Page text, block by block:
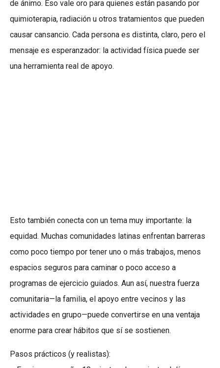
de ánimo. Eso vale oro para quienes están pasando por
quimioterapia, radiación u otros tratamientos que pueden
causar cansancio. Cada persona es distinta, claro, pero el
mensaje es esperanzador: la actividad física puede ser
una herramienta real de apoyo.
Esto también conecta con un tema muy importante: la
equidad. Muchas comunidades latinas enfrentan barreras
como poco tiempo por tener uno o más trabajos, menos
espacios seguros para caminar o poco acceso a
programas de ejercicio guiados. Aun así, nuestra fuerza
comunitaria—la familia, el apoyo entre vecinos y las
actividades en grupo—puede convertirse en una ventaja
enorme para crear hábitos que sí se sostienen.
Pasos prácticos (y realistas):